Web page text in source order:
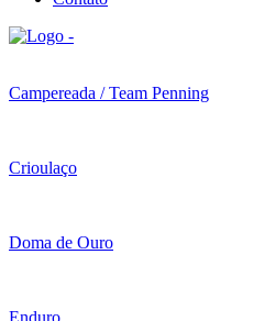
Campereada / Team Penning
Crioulaço
Doma de Ouro
Enduro